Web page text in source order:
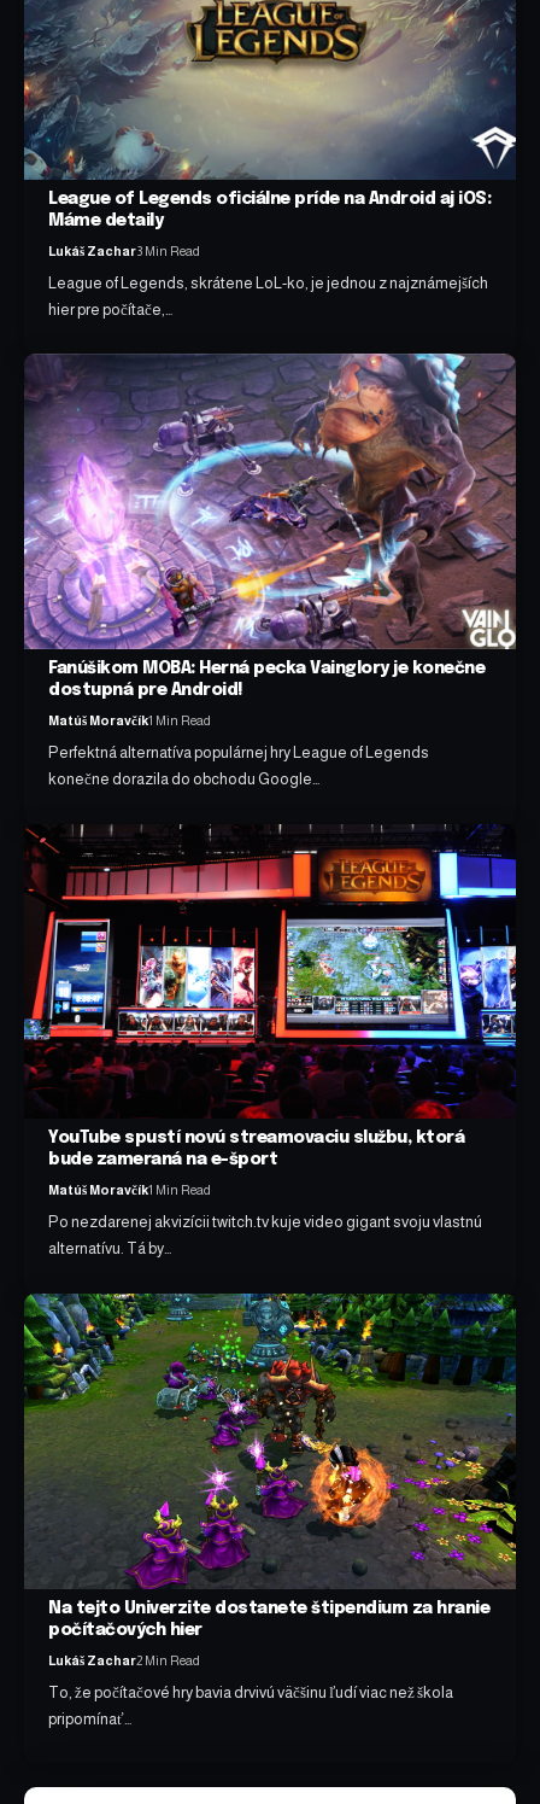
League of Legends oficiálne príde na Android aj iOS:
Máme detaily
Lukáš Zachar3 Min Read
League of Legends, skrátene LoL-ko, je jednou z najznámejších
hier pre počítače,…
Fanúšikom MOBA: Herná pecka Vainglory je konečne
dostupná pre Android!
Matúš Moravčík1 Min Read
Perfektná alternatíva populárnej hry League of Legends
konečne dorazila do obchodu Google…
YouTube spustí novú streamovaciu službu, ktorá
bude zameraná na e-šport
Matúš Moravčík1 Min Read
Po nezdarenej akvizícii twitch.tv kuje video gigant svoju vlastnú
alternatívu. Tá by…
Na tejto Univerzite dostanete štipendium za hranie
počítačových hier
Lukáš Zachar2 Min Read
To, že počítačové hry bavia drvivú väčšinu ľudí viac než škola
pripomínať…